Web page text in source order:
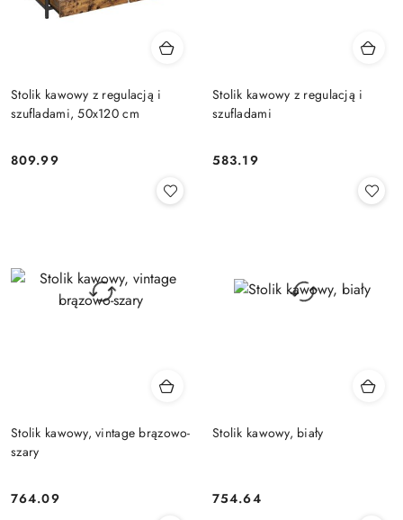
Stolik kawowy z regulacją i
szufladami, 50x120 cm
Cena:
809.99
Stolik kawowy z regulacją i
szufladami
Cena:
583.19
Stolik kawowy, vintage brązowo-
szary
Cena:
764.09
Stolik kawowy, biały
Cena:
754.64